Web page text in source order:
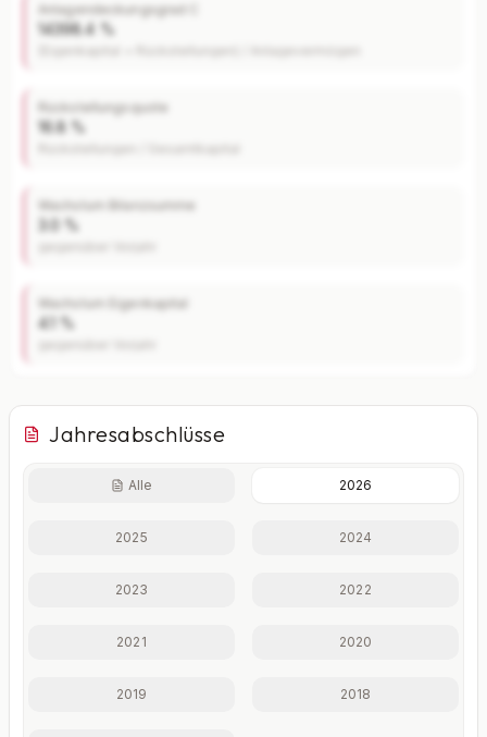
Anlagendeckungsgrad C
14398.4 %
Rückstellungsquote
16.8 %
Wachstum Bilanzsumme
3.0 %
Wachstum Eigenkapital
4.1 %
Jahresabschlüsse
Alle 2026
2025 2024
2023 2022
2021 2020
2019 2018